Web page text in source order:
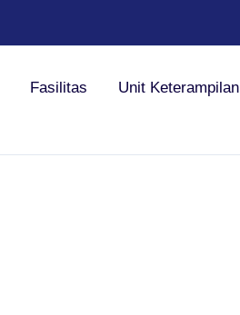
Fasilitas Unit Keterampilan